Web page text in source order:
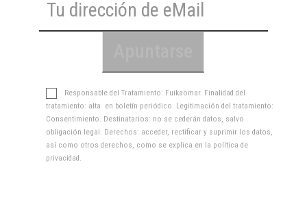
Responsable del Tratamiento: Fuikaomar. Finalidad del
tratamiento: alta en boletín periódico. Legitimación del tratamiento:
Consentimiento. Destinatarios: no se cederán datos, salvo
obligación legal. Derechos: acceder, rectificar y suprimir los datos,
así como otros derechos, como se explica en la política de
privacidad.